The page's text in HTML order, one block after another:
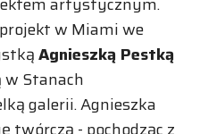
w Miami we
Agnieszką Pestką
w Stanach
galerii. Agnieszka